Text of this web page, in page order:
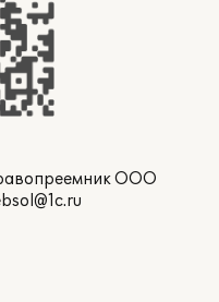
ООО